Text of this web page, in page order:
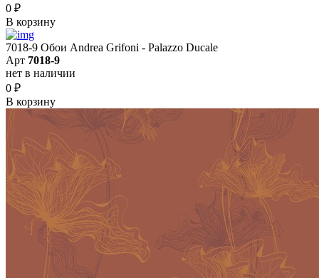
0 ₽
В корзину
7018-9 Обои Andrea Grifoni - Palazzo Ducale
Арт 7018-9
нет в наличии
0 ₽
В корзину